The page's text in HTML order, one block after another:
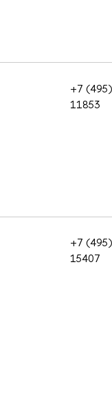
+7
11853
+7
15407